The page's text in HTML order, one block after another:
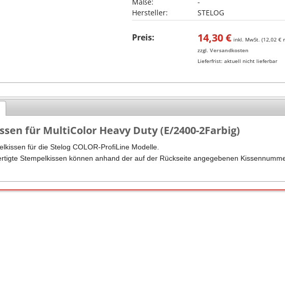
Hersteller:
STELOG
Preis: 14,30€ inkl. MwSt. (12,02 €
zzgl.Versandkosten
Lieferfrist:aktuell nicht lieferbar
für MultiColor Heavy Duty (E/2400-2Farbig)
für die Stelog COLOR-ProfiLine Modelle.
Stempelkissen können anhand der auf der Rückseite angegebenen